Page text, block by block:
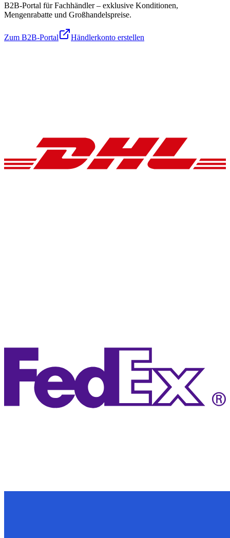
B2B-Portal für Fachhändler – exklusive Konditionen,
Mengenrabatte und Großhandelspreise.
Zum B2B-Portal Händlerkonto erstellen